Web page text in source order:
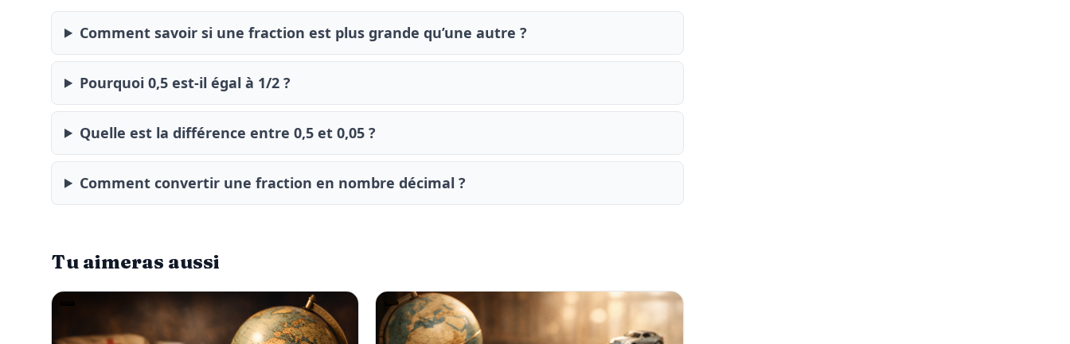
Comment savoir si une fraction est plus grande qu’une autre ?
Pourquoi 0,5 est-il égal à 1/2 ?
Quelle est la différence entre 0,5 et 0,05 ?
Comment convertir une fraction en nombre décimal ?
Tu aimeras aussi